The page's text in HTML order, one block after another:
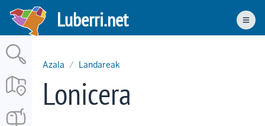
Skip
main
content
Luberri.net
Azala Landareak
Lonicera